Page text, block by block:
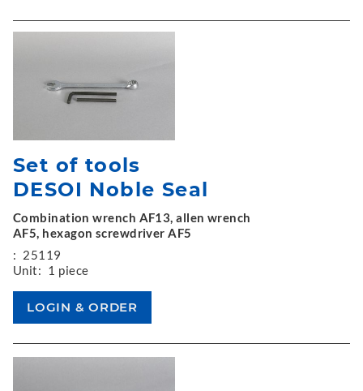
Set of tools
DESOI Noble Seal
Combination wrench AF13, allen wrench
AF5, hexagon screwdriver AF5
: 25119
Unit: 1 piece